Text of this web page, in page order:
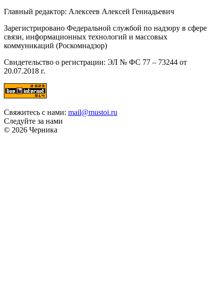
Главный редактор: Алексеев Алексей Геннадьевич
Зарегистрировано Федеральной службой по надзору в сфере
связи, информационных технологий и массовых
коммуникаций (Роскомнадзор)
Свидетельство о регистрации: ЭЛ № ФС 77 – 73244 от
20.07.2018 г.
Свяжитесь с нами: mail@mustoi.ru
Следуйте за нами
© 2026 Черника